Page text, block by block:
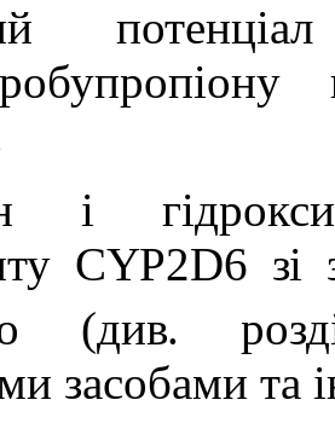
і
CYP2D6
(див.
засобами та